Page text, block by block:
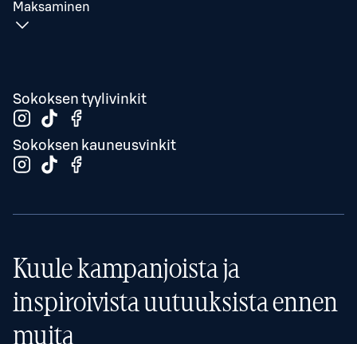
Maksaminen
Sokoksen tyylivinkit
Sokoksen kauneusvinkit
Kuule kampanjoista ja
inspiroivista uutuuksista ennen
muita